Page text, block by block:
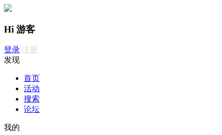
Hi 游客
登录 注册
发现
首页
活动
搜索
论坛
我的